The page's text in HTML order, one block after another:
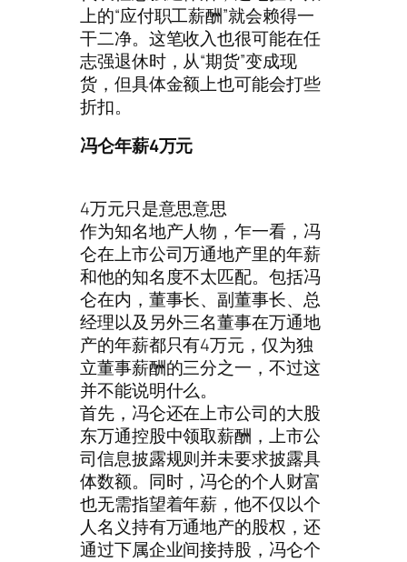
上的“应付职工薪酬”就会赖得一
干二净。这笔收入也很可能在任
志强退休时，从“期货”变成现
货，但具体金额上也可能会打些
折扣。
冯仑年薪4万元
4万元只是意思意思
作为知名地产人物，乍一看，冯
仑在上市公司万通地产里的年薪
和他的知名度不太匹配。包括冯
仑在内，董事长、副董事长、总
经理以及另外三名董事在万通地
产的年薪都只有4万元，仅为独
立董事薪酬的三分之一，不过这
并不能说明什么。
首先，冯仑还在上市公司的大股
东万通控股中领取薪酬，上市公
司信息披露规则并未要求披露具
体数额。同时，冯仑的个人财富
也无需指望着年薪，他不仅以个
人名义持有万通地产的股权，还
通过下属企业间接持股，冯仑个